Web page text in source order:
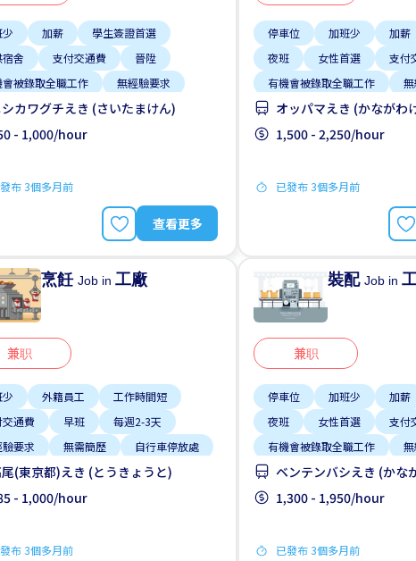
加薪
學生簽證首選
舍
支付交通費
晉陞
會被錄取全職工作
無經驗要求
カワグチえき (さいたまけん)
- 1,000/hour
布 3個多月前
查看更多
停車位 加班少 加薪
夜班
女性首選
支付
有機會被錄取全職工作
オッパマえき (かながわ
1,500 - 2,250/hour
已發布 3個多月前
烹飪Job in工廠
兼职
外籍員工
工作時間短
交通費
早班
每週2-3天
要求
無需簡歷 自行車停放處
(東京都)えき (とうきょうと)
- 1,000/hour
布 3個多月前
裝配Job in
兼职
停車位 加班少 加薪
夜班
女性首選
支付
有機會被錄取全職工作
ベンテンバシえき (かな
1,300 - 1,950/hour
已發布 3個多月前